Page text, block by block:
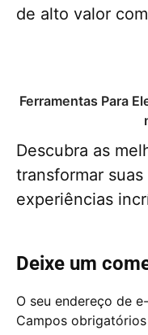
de alto valor
Ferramentas Para
Descubra as
transformar
experiências
Deixe um
O seu endereço de
Campos